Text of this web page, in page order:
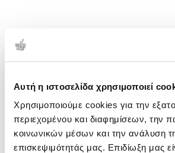
Αυτή η ιστοσελίδα χρησιμοποιεί
Χρησιμοποιούμε cookies για την
περιεχομένου και διαφημίσεων, την
κοινωνικών μέσων και την ανάλυση
επισκεψιμότητάς μας. Επιδίωξη μας